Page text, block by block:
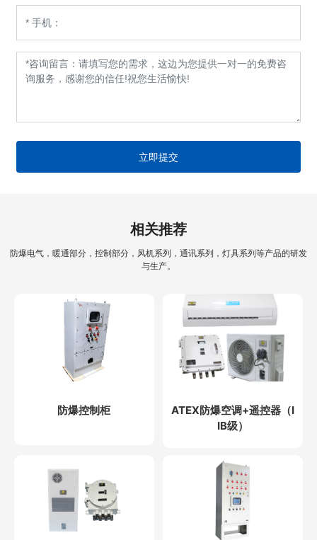
立即提交
相关推荐
防爆电气，暖通部分，控制部分，风机系列，通讯系列，灯具系列等产品的研发
与生产。
防爆控制柜
ATEX防爆空调+遥控器（I
IB级）